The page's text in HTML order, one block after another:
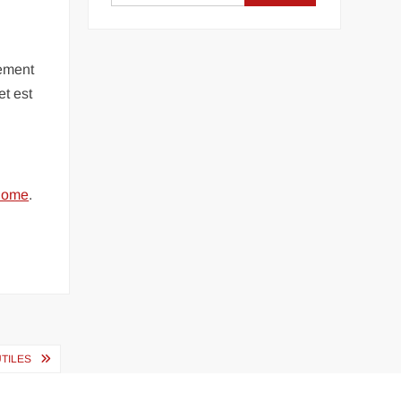
est
.